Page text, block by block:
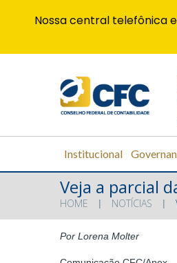
Institucional
Veja a parcial
HOME NOTÍCIAS
Por Lorena Molter
Nossa central telefônica